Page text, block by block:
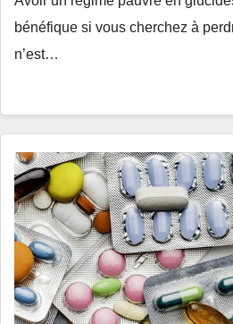
bénéfique si vous cherchez à
n’est…